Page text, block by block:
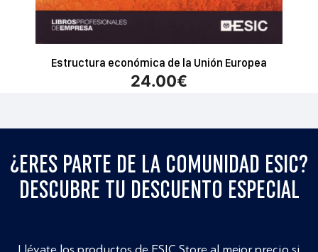
Estructura económica de la Unión Europea
24.00€
¿ERES PARTE DE LA COMUNIDAD ESIC?
DESCUBRE TU DESCUENTO ESPECIAL